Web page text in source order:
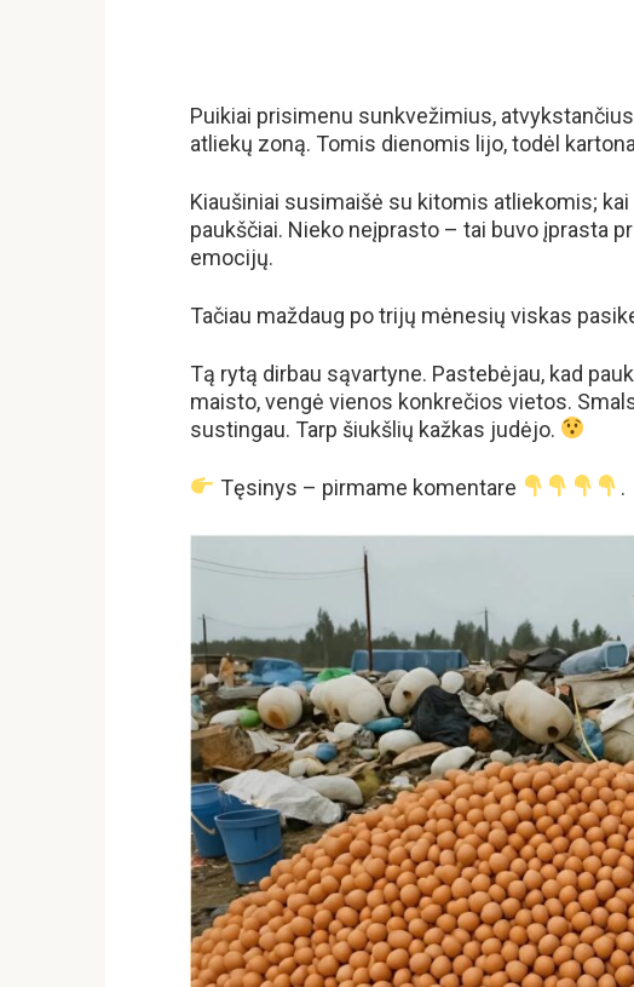
Puikiai prisimenu sunkvežimius,
atliekų zoną. Tomis dienomis lijo, todėl
Kiaušiniai susimaišė su kitomis atliekomis;
paukščiai. Nieko neįprasto – tai buvo įprasta
emocijų.
Tačiau maždaug po trijų mėnesių viskas
Tą rytą dirbau sąvartyne. Pastebėjau, kad
maisto, vengė vienos konkrečios vietos.
sustingau. Tarp šiukšlių kažkas judėjo.
Tęsinys – pirmame komentare .